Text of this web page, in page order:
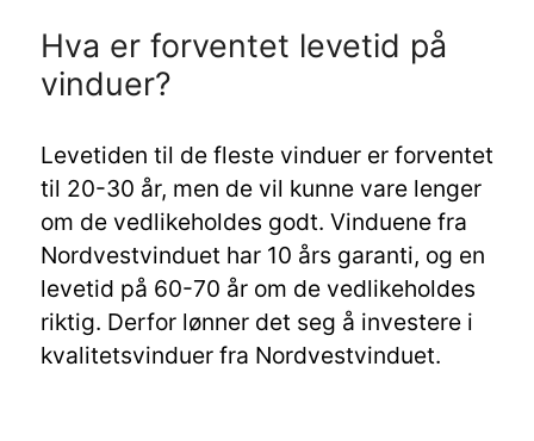
Hva er forventet levetid på
vinduer?
Levetiden til de fleste vinduer er forventet
til 20-30 år, men de vil kunne vare lenger
om de vedlikeholdes godt. Vinduene fra
Nordvestvinduet har 10 års garanti, og en
levetid på 60-70 år om de vedlikeholdes
riktig. Derfor lønner det seg å investere i
kvalitetsvinduer fra Nordvestvinduet.